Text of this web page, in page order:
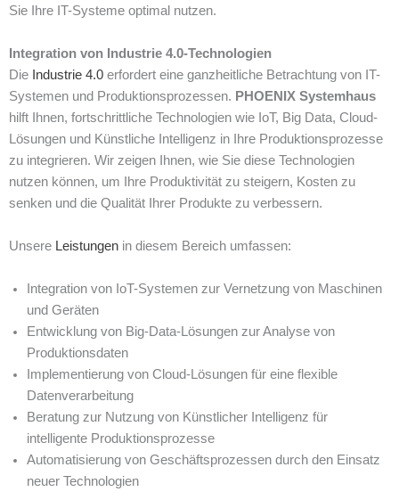
Sie Ihre IT-Systeme optimal nutzen.
Integration von Industrie 4.0-Technologien
Die Industrie 4.0 erfordert eine ganzheitliche Betrachtung von IT-
Systemen und Produktionsprozessen. PHOENIX Systemhaus
hilft Ihnen, fortschrittliche Technologien wie IoT, Big Data, Cloud-
Lösungen und Künstliche Intelligenz in Ihre Produktionsprozesse
zu integrieren. Wir zeigen Ihnen, wie Sie diese Technologien
nutzen können, um Ihre Produktivität zu steigern, Kosten zu
senken und die Qualität Ihrer Produkte zu verbessern.
Unsere Leistungen in diesem Bereich umfassen:
Integration von IoT-Systemen zur Vernetzung von Maschinen
und Geräten
Entwicklung von Big-Data-Lösungen zur Analyse von
Produktionsdaten
Implementierung von Cloud-Lösungen für eine flexible
Datenverarbeitung
Beratung zur Nutzung von Künstlicher Intelligenz für
intelligente Produktionsprozesse
Automatisierung von Geschäftsprozessen durch den Einsatz
neuer Technologien